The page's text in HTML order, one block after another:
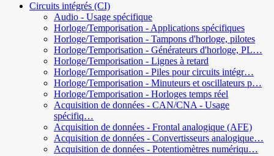
Circuits intégrés (CI)
Audio - Usage spécifique
Horloge/Temporisation - Applications spécifiques
Horloge/Temporisation - Tampons d'horloge, pilotes
Horloge/Temporisation - Générateurs d'horloge, PL…
Horloge/Temporisation - Lignes à retard
Horloge/Temporisation - Piles pour circuits intégr…
Horloge/Temporisation - Minuteurs et oscillateurs p…
Horloge/Temporisation - Horloges temps réel
Acquisition de données - CAN/CNA - Usage
spécifiq…
Acquisition de données - Frontal analogique (AFE)
Acquisition de données - Convertisseurs analogique…
Acquisition de données - Potentiomètres numériqu…